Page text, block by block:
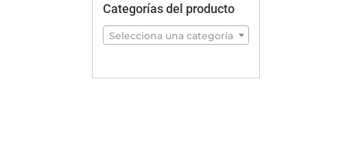
Categorías del producto
Selecciona una categoría